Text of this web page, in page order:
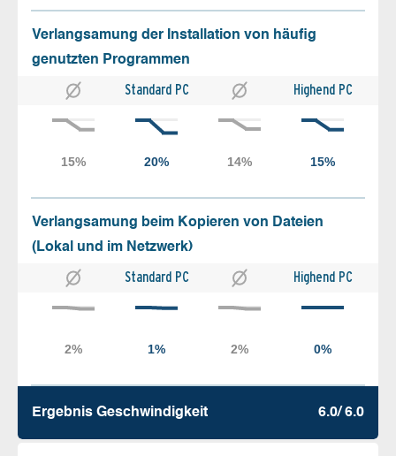
Verlangsamung der Installation von häufig
genutzten Programmen
Standard PC Highend PC
Verlangsamung beim Kopieren von Dateien
(Lokal und im Netzwerk)
Standard PC Highend PC
Ergebnis Geschw­indigkeit 6.0/ 6.0